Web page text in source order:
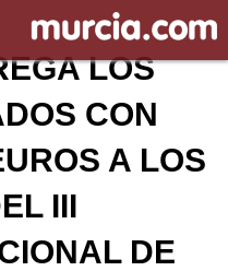
LOS
CON
A LOS
III
DE